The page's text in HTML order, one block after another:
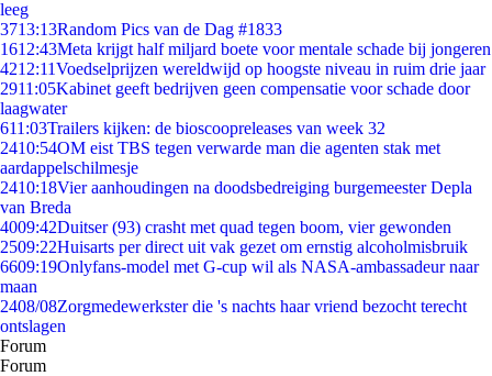
leeg
3713:13Random Pics van de Dag #1833
1612:43Meta krijgt half miljard boete voor mentale schade bij jongeren
4212:11Voedselprijzen wereldwijd op hoogste niveau in ruim drie jaar
2911:05Kabinet geeft bedrijven geen compensatie voor schade door
laagwater
611:03Trailers kijken: de bioscoopreleases van week 32
2410:54OM eist TBS tegen verwarde man die agenten stak met
aardappelschilmesje
2410:18Vier aanhoudingen na doodsbedreiging burgemeester Depla
van Breda
4009:42Duitser (93) crasht met quad tegen boom, vier gewonden
2509:22Huisarts per direct uit vak gezet om ernstig alcoholmisbruik
6609:19Onlyfans-model met G-cup wil als NASA-ambassadeur naar
maan
2408/08Zorgmedewerkster die 's nachts haar vriend bezocht terecht
ontslagen
Forum
Forum